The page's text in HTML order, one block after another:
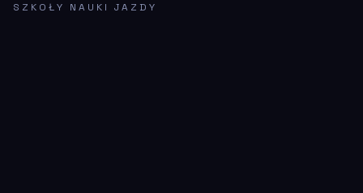
SZKOŁY NAUKI JAZDY